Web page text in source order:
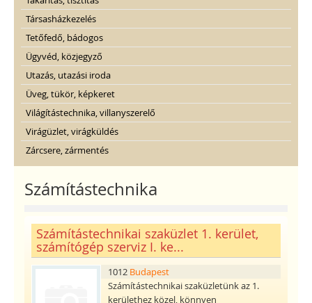
Társasházkezelés
Tetőfedő, bádogos
Ügyvéd, közjegyző
Utazás, utazási iroda
Üveg, tükör, képkeret
Világítástechnika, villanyszerelő
Virágüzlet, virágküldés
Zárcsere, zármentés
Számítástechnika
Számítástechnikai szaküzlet 1. kerület,
számítógép szerviz I. ke...
1012 Budapest
Számítástechnikai szaküzletünk az 1.
kerülethez közel, könnyen